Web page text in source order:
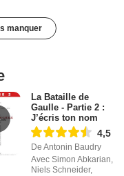
manquer
La Bataille de
Gaulle - Partie 2 :
J’écris ton nom
4,5
De Antonin Baudry
Avec Simon Abkarian,
Niels Schneider,